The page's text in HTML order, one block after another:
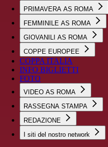
PRIMAVERA AS ROMA
FEMMINILE AS ROMA
GIOVANILI AS ROMA
COPPE EUROPEE
COPPA ITALIA
INFO BIGLIETTI
FOTO
VIDEO AS ROMA
RASSEGNA STAMPA
REDAZIONE
I siti del nostro network